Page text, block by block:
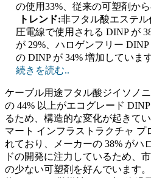
の使用33%、従来の可塑剤から
トレンド:非フタル酸エステ
圧電線で使用される DINP が
が 29%、ハロゲンフリー
の DINP が 34% 増加しています
続きを読む..
ケーブル用途フタル酸ジイソノ
の 44% 以上がエコグレード
るため、構造的な変化が起きて
マート インフラストラクチャ プ
れており、メーカーの 38% がハ
ドの開発に注力しているため、
の少ない可塑剤を好んでいます